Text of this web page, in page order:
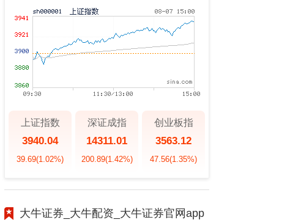
上证指数
3940.04
39.69(1.02%)
深证成指
14311.01
200.89(1.42%)
创业板指
3563.12
47.56(1.35%)
大牛证券_大牛配资_大牛证券官网app